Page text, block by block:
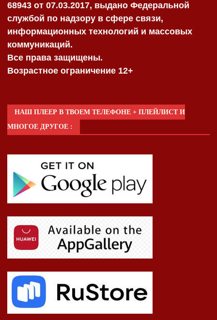
68943 от 07.03.2017, выдано Федеральной
службой по надзору в сфере связи,
информационных технологий и массовых
коммуникаций.
Все права защищены.
Возрастное ограничение 12+
НАШ ПЛЕЕР В ТВОЕМ ТЕЛЕФОНЕ + ПЛЕЙЛИСТ И
МНОГОЕ ДРУГОЕ :